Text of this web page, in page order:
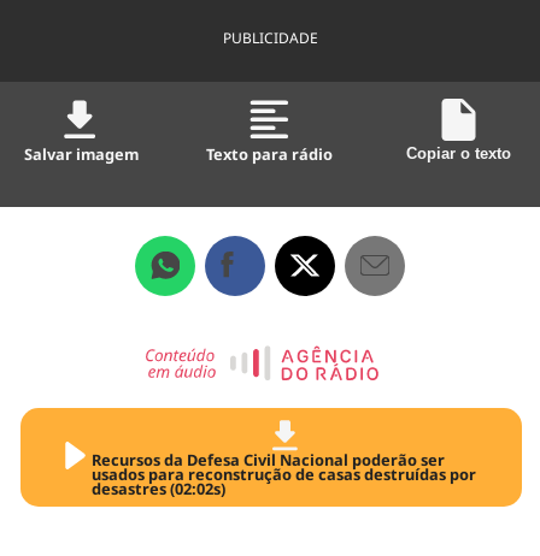
PUBLICIDADE
Salvar imagem Texto para rádio Copiar o texto
Recursos da Defesa Civil Nacional poderão ser
usados para reconstrução de casas destruídas por
desastres (02:02s)